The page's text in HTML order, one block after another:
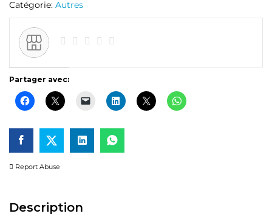
Catégorie: Autres
Partager avec:
Report Abuse
Description